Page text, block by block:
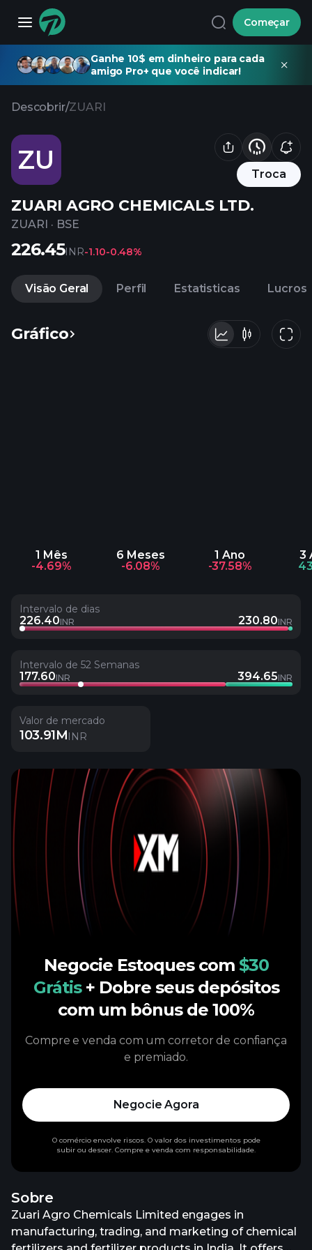
Começar
Ganhe 10$ em dinheiro para cada
amigo Pro+ que você indicar!
Descobrir/ZUARI
ZU Troca
ZUARI AGRO CHEMICALS LTD.
ZUARI · BSE
226.45INR-1.10-0.48%
Visão Geral Perfil Estatisticas Lucros
Gráfico
1 Mês
-4.69%
6 Meses
-6.08%
1 Ano
-37.58%
3
Intervalo de dias
226.40INR 230.80INR
Intervalo de 52 Semanas
177.60INR 394.65INR
Valor de mercado
103.91MINR
Sobre
Zuari Agro Chemicals Limited engages in
manufacturing, trading, and marketing of chemical
Negocie Estoques com $30
Grátis + Dobre seus depósitos
com um bônus de 100%
Compre e venda com um corretor de confiança
e premiado.
Negocie Agora
O comércio envolve riscos. O valor dos investimentos pode
subir ou descer. Compre e venda com responsabilidade.